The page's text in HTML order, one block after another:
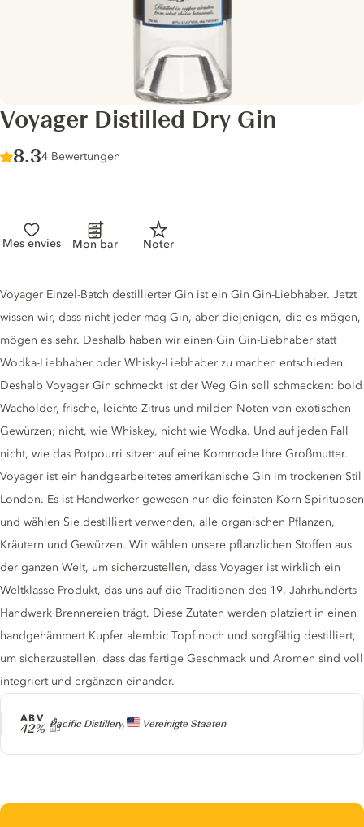
Voyager Distilled Dry Gin
Score :
8.3/ 10
4 Bewertungen
Mes envies Mon bar Noter
Producer
Pacific Distillery, Vereinigte Staaten
ABV
42%
Gin description
Voyager Einzel-Batch destillierter Gin ist ein Gin Gin-Liebhaber. Jetzt
wissen wir, dass nicht jeder mag Gin, aber diejenigen, die es mögen,
mögen es sehr. Deshalb haben wir einen Gin Gin-Liebhaber statt
Wodka-Liebhaber oder Whisky-Liebhaber zu machen entschieden.
Deshalb Voyager Gin schmeckt ist der Weg Gin soll schmecken: bold
Wacholder, frische, leichte Zitrus und milden Noten von exotischen
Gewürzen; nicht, wie Whiskey, nicht wie Wodka. Und auf jeden Fall
nicht, wie das Potpourri sitzen auf eine Kommode Ihre Großmutter.
Voyager ist ein handgearbeitetes amerikanische Gin im trockenen Stil
London. Es ist Handwerker gewesen nur die feinsten Korn Spirituosen
und wählen Sie destilliert verwenden, alle organischen Pflanzen,
Kräutern und Gewürzen. Wir wählen unsere pflanzlichen Stoffen aus
der ganzen Welt, um sicherzustellen, dass Voyager ist wirklich ein
Weltklasse-Produkt, das uns auf die Traditionen des 19. Jahrhunderts
Handwerk Brennereien trägt. Diese Zutaten werden platziert in einen
handgehämmert Kupfer alembic Topf noch und sorgfältig destilliert,
um sicherzustellen, dass das fertige Geschmack und Aromen sind voll
integriert und ergänzen einander.